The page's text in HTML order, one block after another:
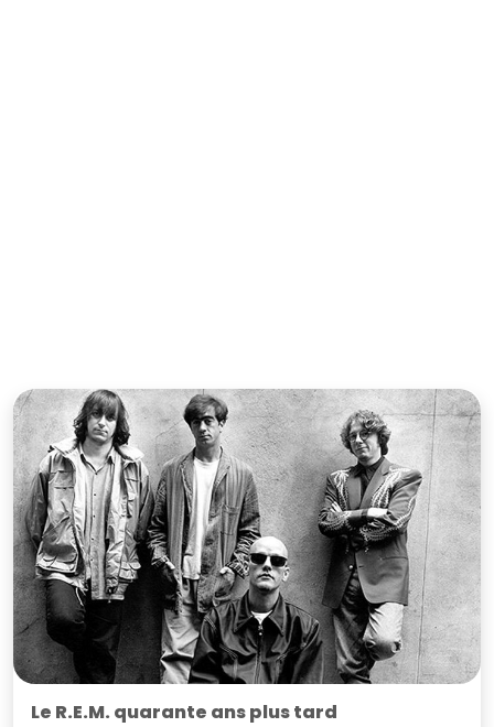
Le R.E.M. quarante ans plus tard